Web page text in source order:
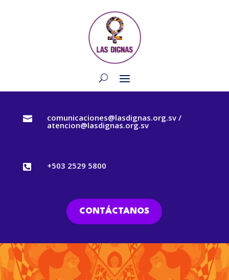
 comunicaciones@lasdignas.org.sv /
atencion@lasdignas.org.sv
 +503 2529 5800
CONTÁCTANOS